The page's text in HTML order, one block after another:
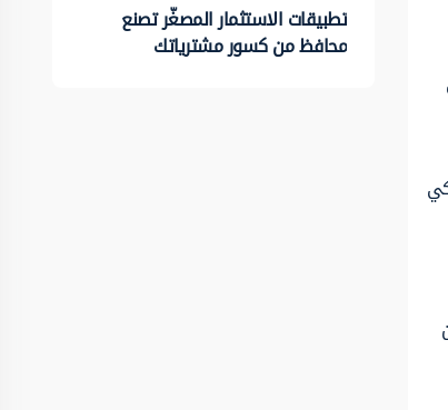
تطبيقات الاستثمار المصغّر تصنع
محافظ من كسور مشترياتك